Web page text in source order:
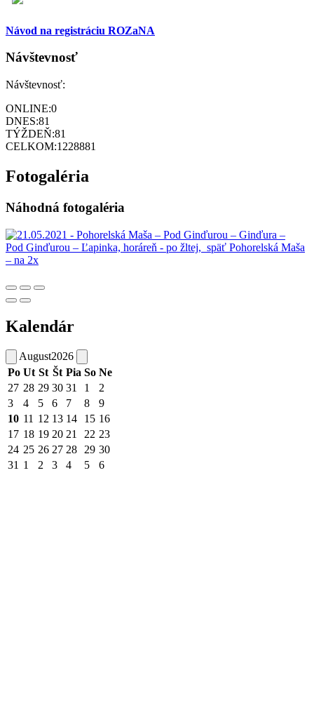
Návod na registráciu ROZaNA
Návštevnosť
Návštevnosť:
ONLINE:0
DNES:81
TÝŽDEŇ:81
CELKOM:1228881
Fotogaléria
Náhodná fotogaléria
Kalendár
August2026
Po Ut St Št Pia So Ne
27 28 29 30 31 1
2
3
4 5 6 7 8
9
10 11 12 13 14 15 16
17 18 19 20 21 22 23
24 25 26 27 28 29 30
31 1 2 3 4 5 6